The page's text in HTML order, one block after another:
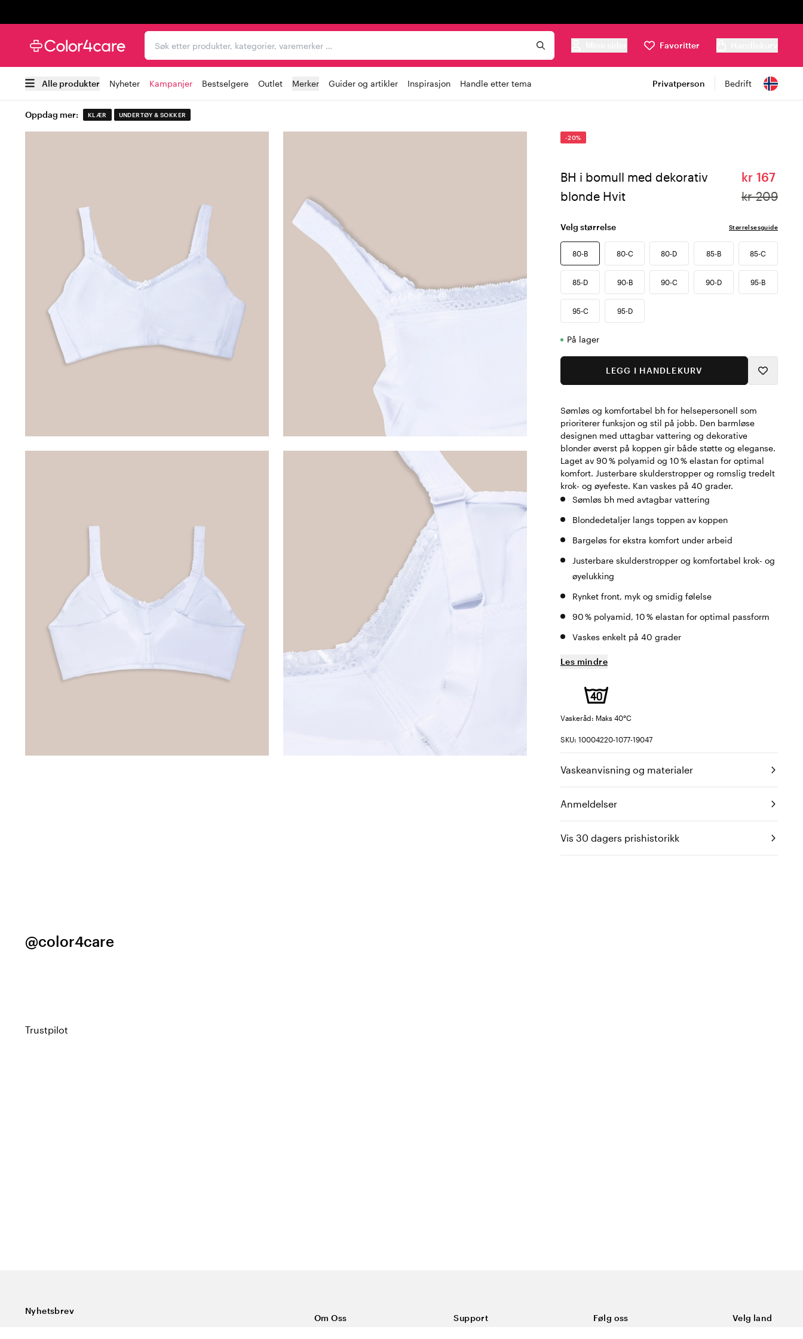
Søk etter produkter, kategorier, varemerker …
Favoritter
Alle produkter Nyheter Kampanjer Bestselgere Outlet Merker Guider og artikler Inspirasjon Handle etter tema Privatperson Bedrift
Oppdag mer: KLÆR UNDERTØY & SOKKER
-20%
BH i bomull med dekorativ
blonde Hvit
kr 167
kr 209
Velg størrelse Størrelsesguide
80-B 80-C 80-D 85-B 85-C
85-D 90-B 90-C 90-D 95-B
95-C 95-D
På lager
LEGG I HANDLEKURV
Sømløs og komfortabel bh for helsepersonell som
prioriterer funksjon og stil på jobb. Den barmløse
designen med uttagbar vattering og dekorative
blonder øverst på koppen gir både støtte og eleganse.
Laget av 90 % polyamid og 10 % elastan for optimal
komfort. Justerbare skulderstropper og romslig tredelt
krok- og øyefeste. Kan vaskes på 40 grader.
Sømløs bh med avtagbar vattering
Blondedetaljer langs toppen av koppen
Bargeløs for ekstra komfort under arbeid
Justerbare skulderstropper og komfortabel krok- og
øyelukking
Rynket front, myk og smidig følelse
90 % polyamid, 10 % elastan for optimal passform
Vaskes enkelt på 40 grader
Les mindre
Vaskeråd: Maks 40°C
SKU: 10004220-1077-19047
Vaskeanvisning og materialer
Anmeldelser
Vis 30 dagers prishistorikk
@color4care
Trustpilot
Nyhetsbrev
Om Oss Support Følg oss Velg land